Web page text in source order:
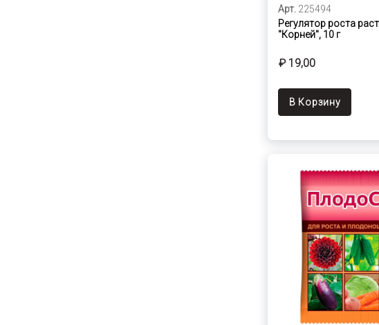
Арт. 225494
Регулятор роста
"Корней", 10 г
₽ 19,00
В Корзину